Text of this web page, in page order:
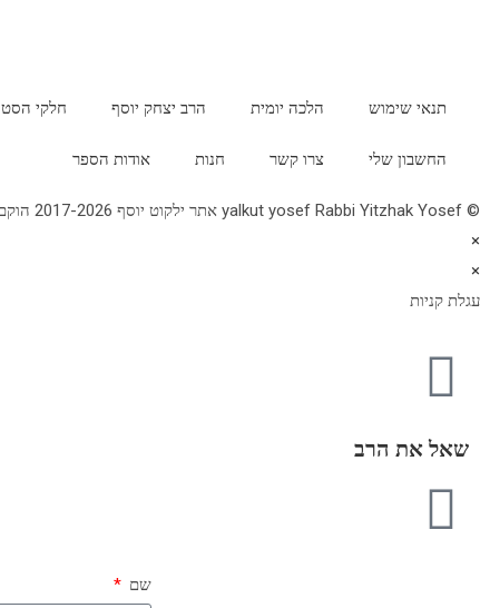
תנאי שימוש הלכה יומית הרב יצחק יוסף חלקי הסט
החשבון שלי צרו קשר חנות אודות הספר
© yalkut yosef Rabbi Yitzhak Yosef אתר ילקוט יוסף 2017-2026 הוקם בשנת תשע"ז - באתר הלכה יומית • עלון עין יצחק • גלריה • ספרי מרן הראש"ל • השיעור השבועי 077-2249906
×
×
עגלת קניות
שאל את הרב
שם